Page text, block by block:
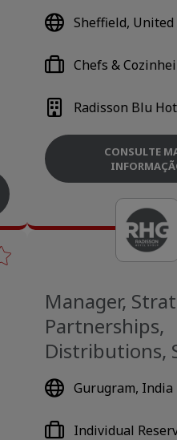
Sheffield, United
Radisson Blu
Chefs &
CONSULTE
Manager,
Partnerships,
Distributions,
Asia Gurugram, India
Individual